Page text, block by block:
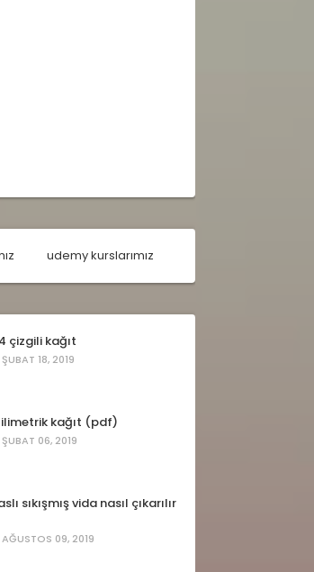
udemy kurslarımız
çizgili kağıt
ŞUBAT 18, 2019
kağıt (pdf)
ŞUBAT 06, 2019
sıkışmış vida nasıl çıkarılır
AĞUSTOS 09, 2019